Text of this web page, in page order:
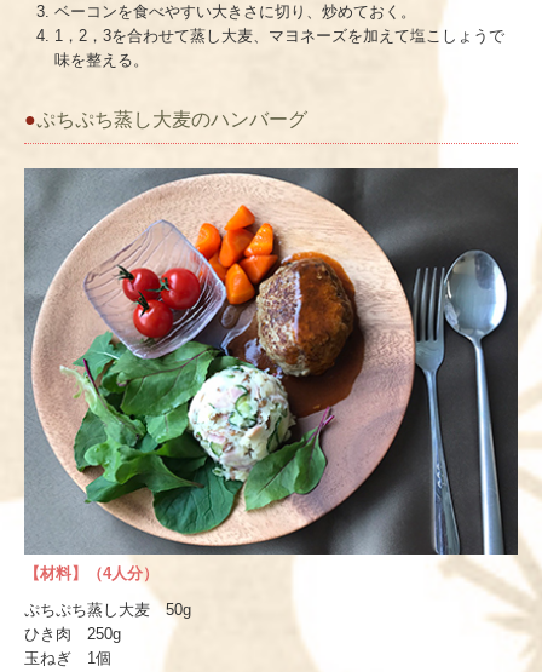
ベーコンを食べやすい大きさに切り、炒めておく。
1，2，3を合わせて蒸し大麦、マヨネーズを加えて塩こしょうで
味を整える。
●ぷちぷち蒸し大麦のハンバーグ
【材料】
（4人分）
ぷちぷち蒸し大麦 50g
ひき肉 250g
玉ねぎ 1個